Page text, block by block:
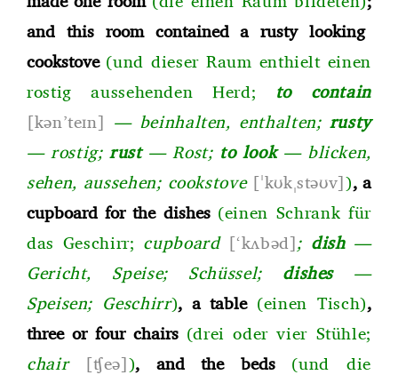
and this room contained a rusty looking
cookstove (und dieser Raum enthielt einen
rostig aussehenden Herd; to contain
[kən’teɪn] — beinhalten, enthalten;rusty
— rostig;rust — Rost;to look — blicken,
sehen, aussehen; cookstove [ˈkʊkˌstəʊv]), a
cupboard for the dishes (einen Schrank für
das Geschirr; cupboard [‘kʌbəd]; dish —
Gericht, Speise; Schüssel;dishes
—
Speisen; Geschirr), a table (einen Tisch),
three or four chairs (drei oder vier Stühle;
chair [ʧeə]), and the beds (und die